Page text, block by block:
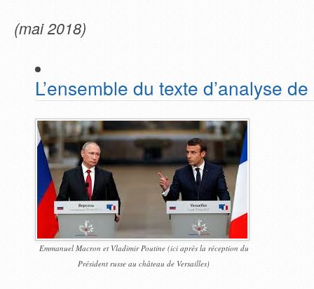
(mai 2018)
L’ensemble du texte d’analyse
Emmanuel Macron et Vladimir Poutine (ici après la réception du
Président russe au château de Versailles)